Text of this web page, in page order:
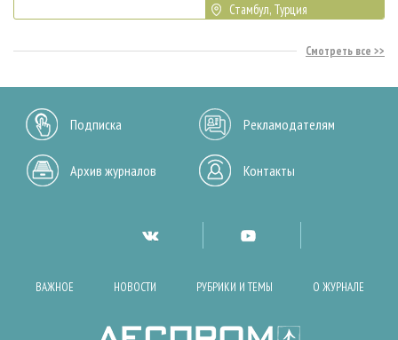
Стамбул, Турция
Смотреть все
Подписка Рекламодателям
Архив журналов Контакты
ВАЖНОЕ НОВОСТИ РУБРИКИ И ТЕМЫ О ЖУРНАЛЕ